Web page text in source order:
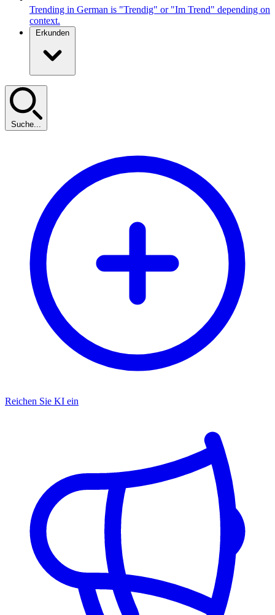
Trending in German is "Trendig" or "Im Trend" depending on
context.
Erkunden
Suche...
Reichen Sie KI ein